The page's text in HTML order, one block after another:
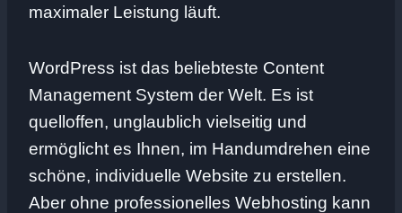
maximaler Leistung läuft.
WordPress ist das beliebteste Content
Management System der Welt. Es ist
quelloffen, unglaublich vielseitig und
ermöglicht es Ihnen, im Handumdrehen eine
schöne, individuelle Website zu erstellen.
Aber ohne professionelles Webhosting kann